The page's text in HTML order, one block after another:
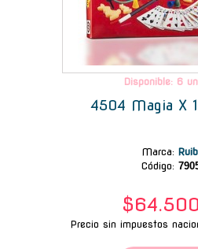
Disponible: 6
4504 Magia X
Marca:
Código:
Precio sin impuestos